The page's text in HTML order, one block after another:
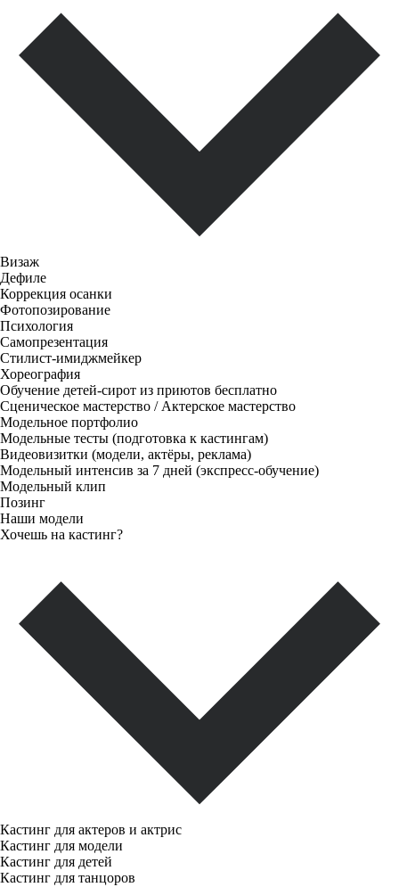
Визаж
Дефиле
Коррекция осанки
Фотопозирование
Психология
Самопрезентация
Стилист-имиджмейкер
Хореография
Обучение детей-сирот из приютов бесплатно
Сценическое мастерство / Актерское мастерство
Модельное портфолио
Модельные тесты (подготовка к кастингам)
Видеовизитки (модели, актёры, реклама)
Модельный интенсив за 7 дней (экспресс-обучение)
Модельный клип
Позинг
Наши модели
Хочешь на кастинг?
Кастинг для актеров и актрис
Кастинг для модели
Кастинг для детей
Кастинг для танцоров